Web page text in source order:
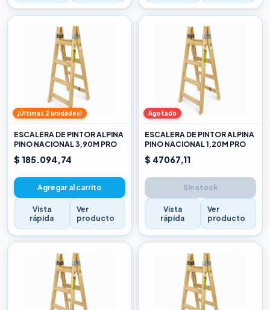
¡Últimas 2 unidades!
ESCALERA DE PINTOR ALPINA
PINO NACIONAL 3,90M PRO
$ 185.094,74
Agregar al carrito
Vista
rápida
Ver
producto
Agotado
ESCALERA DE PINTOR ALPINA
PINO NACIONAL 1,20M PRO
$ 47067,11
Sin stock
Vista
rápida
Ver
producto